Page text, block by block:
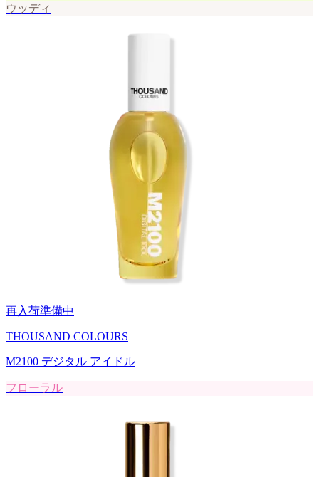
ウッディ
再入荷準備中
THOUSAND COLOURS
M2100 デジタル アイドル
フローラル